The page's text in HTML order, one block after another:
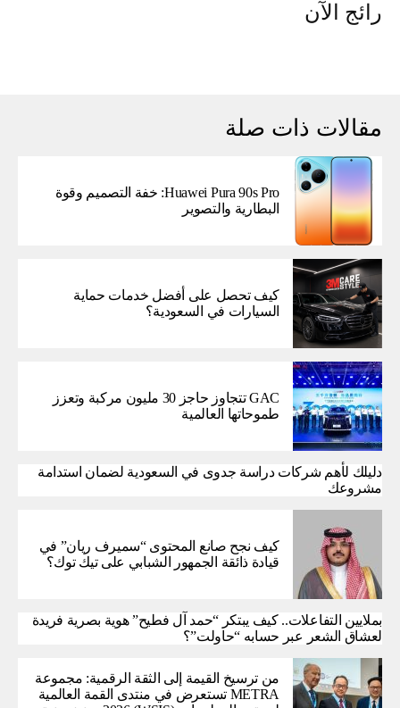
رائج الآن
مقالات ذات صلة
Huawei Pura 90s Pro: خفة التصميم وقوة
البطارية والتصوير
كيف تحصل على أفضل خدمات حماية
السيارات في السعودية؟
GAC تتجاوز حاجز 30 مليون مركبة وتعزز
طموحاتها العالمية
دليلك لأهم شركات دراسة جدوى في السعودية لضمان استدامة
مشروعك
كيف نجح صانع المحتوى “سميرف ريان” في
قيادة ذائقة الجمهور الشبابي على تيك توك؟
بملايين التفاعلات.. كيف يبتكر “حمد آل فطيح” هوية بصرية فريدة
لعشاق الشعر عبر حسابه “حاولت”؟
من ترسيخ القيمة إلى الثقة الرقمية: مجموعة
METRA تستعرض في منتدى القمة العالمية